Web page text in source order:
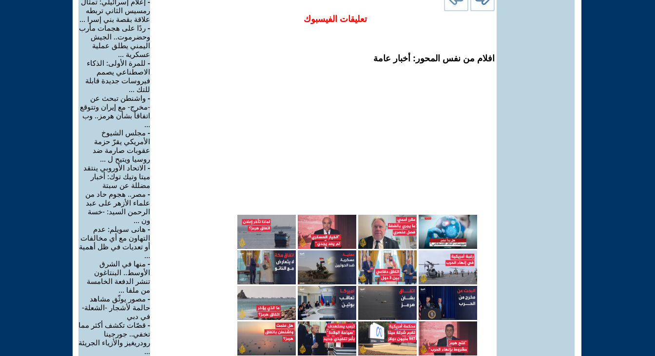
تعليقات الفيسبوك
افلام من نفس المحور: أخبار عامة
- إعلام إسرائيلي: تمثال
رمسيس الثاني تربطه
علاقة بقصة بني إسرا ...
- ردًا على هجمات مأرب
وحضرموت.. الجيش
اليمني يطلق عملية
عسكرية ...
- للمرة الأولى: الذكاء
الاصطناعي يصمم
فيروسات جديدة قابلة
للتك ...
- واشنطن تبحث عن
-مخرج- مع إيران وتتوقع
اتفاقاً بشأن هرمز.. وب
...
- مجلس الشيوخ
الأمريكي يقرّ حزمة
عقوبات صارمة ضد
روسيا ويتيح ل ...
- الاتحاد الأوروبي ينتقد
ميتا وتيك توك: أخبار
مضللة عن سبتة
- مصر.. هجوم حاد من
علماء الأزهر على عبد
الرحمن السيد: -خسة
ون ...
- هانى سويلم: عدم
التهاون مع أي مخالفات
أو تعديات في ظل أهمية
...
- منها في الشرق
الأوسط.. البنتاغون
تنشر الدفعة الخامسة
من ملفا ...
- مصور يوثّق مشاهد
حالمة لأشجار -الشعلة-
في دبي
- قصّات تكشف أكثر مما
تخفي.. جورجينا
رودريغيز والأزياء الجريئة
...